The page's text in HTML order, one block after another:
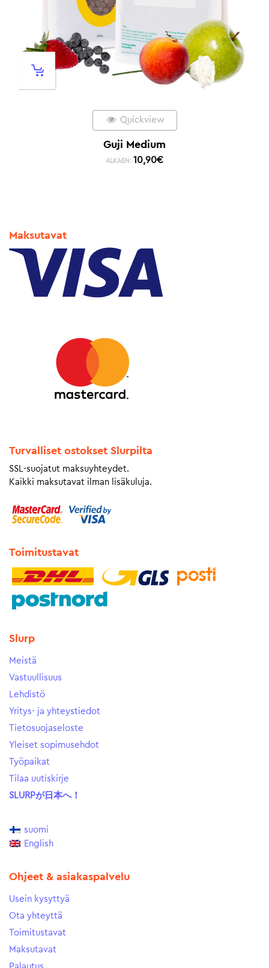
Quickview
Guji Medium
ALKAEN: 10,90€
Maksutavat
Turvalliset ostokset Slurpilta
SSL-suojatut maksuyhteydet.
Kaikki maksutavat ilman lisäkuluja.
Toimitustavat
Slurp
Meistä
Vastuullisuus
Lehdistö
Yritys- ja yhteystiedot
Tietosuojaseloste
Yleiset sopimusehdot
Työpaikat
Tilaa uutiskirje
SLURPが日本へ！
suomi
English
Ohjeet & asiakaspalvelu
Usein kysyttyä
Ota yhteyttä
Toimitustavat
Maksutavat